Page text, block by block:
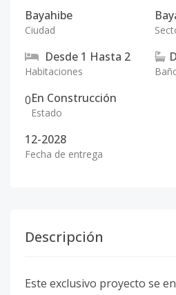
Bayahibe
Ciudad
Desde 1 Hasta 2
Habitaciones
0En Construcción
Estado
12-2028
Fecha de entrega
Descripción
Este exclusivo proyecto se